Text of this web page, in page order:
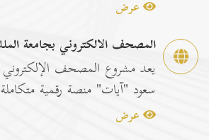
عرض
المصحف الالكتروني بجامعة
يعد مشروع المصحف
سعود "آيات" منصة رقمية
وقراءة القرآن ا...
عرض